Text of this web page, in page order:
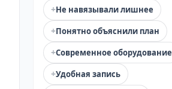
+Не навязывали лишнее
+Понятно объяснили план
+Современное оборудование
+Удобная запись